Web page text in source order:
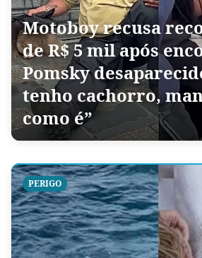
Motoboy recusa
de R$ 5 mil após
Pomsky
tenho cachorro,
como é”
PERIGO